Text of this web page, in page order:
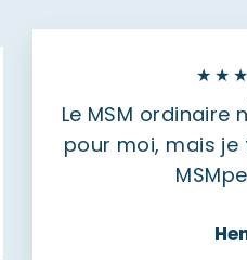
Le MSM ordinaire
pour moi, mais